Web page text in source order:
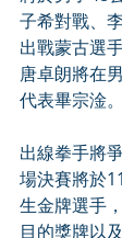
子希對戰、
出戰蒙古選
唐卓朗將在
代表畢宗淦。
出線拳手將
場決賽將於
生金牌選手
目的獎牌以